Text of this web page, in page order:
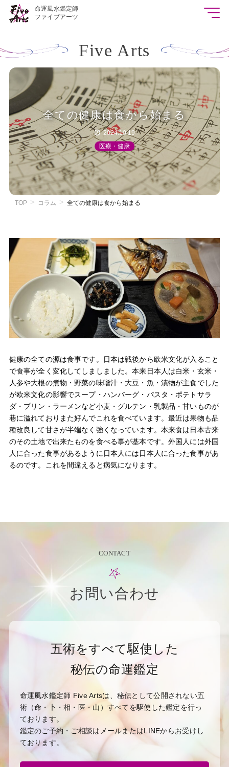
命運風水鑑定師
ファイブアーツ
Five Arts
全ての健康は食から始まる
2024.10.19
医療・健康
TOP コラム 全ての健康は食から始まる
健康の全ての源は食事です。日本は戦後から欧米文化が入ること
で食事が全く変化してしましました。本来日本人は白米・玄米・
人参や大根の煮物・野菜の味噌汁・大豆・魚・漬物が主食でした
が欧米文化の影響でスープ・ハンバーグ・パスタ・ポテトサラ
ダ・プリン・ラーメンなど小麦・グルテン・乳製品・甘いものが
巷に溢れておりまた好んでこれを食べています。最近は果物も品
種改良して甘さが半端なく強くなっています。本来食は日本古来
のその土地で出来たものを食べる事が基本です。外国人には外国
人に合った食事があるように日本人には日本人に合った食事があ
るのです。これを間違えると病気になります。
CONTACT
お問い合わせ
五術をすべて駆使した
秘伝の命運鑑定
命運風水鑑定師 Five Artsは、秘伝として公開されない五
術（命・卜・相・医・山）すべてを駆使した鑑定を行っ
ております。
鑑定のご予約・ご相談はメールまたはLINEからお受けし
ております。